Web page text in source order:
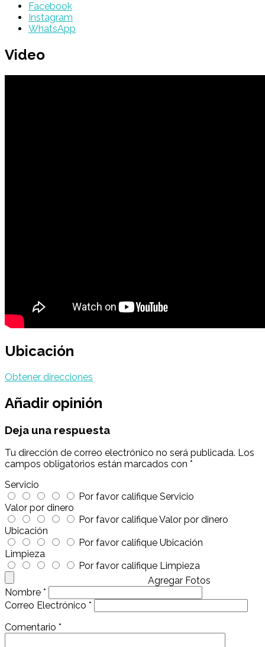
Facebook
Instagram
WhatsApp
Video
Ubicación
Obtener direcciones
Añadir opinión
Deja una respuesta
Tu dirección de correo electrónico no será publicada. Los
campos obligatorios están marcados con *
Servicio
Por favor califique Servicio
Valor por dinero
Por favor califique Valor por dinero
Ubicación
Por favor califique Ubicación
Limpieza
Por favor califique Limpieza
Agregar Fotos
Nombre *
Correo Electrónico *
Comentario *